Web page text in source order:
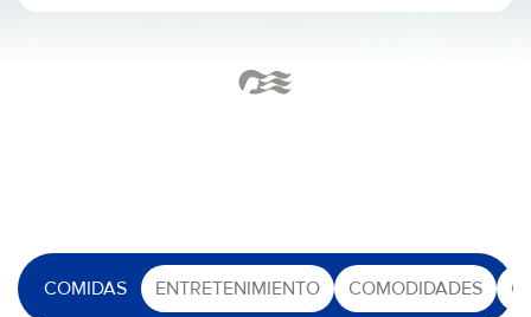
COMIDAS ENTRETENIMIENTO COMODIDADES